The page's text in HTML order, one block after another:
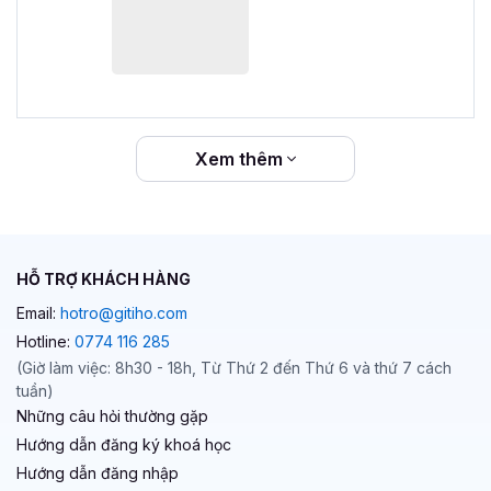
Xem thêm
HỖ TRỢ KHÁCH HÀNG
Email: hotro@gitiho.com
Hotline: 0774 116 285
(Giờ làm việc: 8h30 - 18h, Từ Thứ 2 đến Thứ 6 và thứ 7 cách
tuần)
Những câu hỏi thường gặp
Hướng dẫn đăng ký khoá học
Hướng dẫn đăng nhập